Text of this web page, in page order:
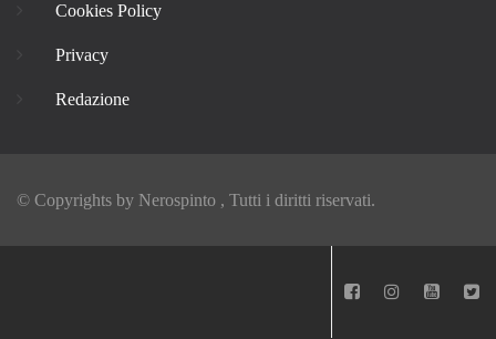
Cookies Policy
Privacy
Redazione
© Copyrights by Nerospinto , Tutti i diritti riservati.